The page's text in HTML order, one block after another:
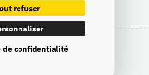
refuser
de confidentialité